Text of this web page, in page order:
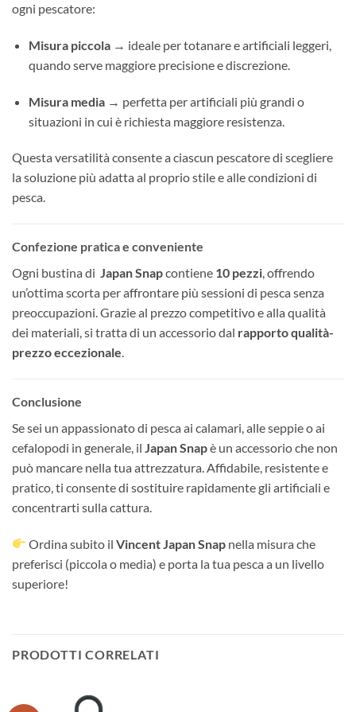
ogni pescatore:
Misura piccola→ ideale per totanare e artificiali leggeri,
quando serve maggiore precisione e discrezione.
Misura media→ perfetta per artificiali più grandi o
situazioni in cui è richiesta maggiore resistenza.
Questa versatilità consente a ciascun pescatore di scegliere
la soluzione più adatta al proprio stile e alle condizioni di
pesca.
Confezione pratica e conveniente
Ogni bustina di Japan Snapcontiene 10 pezzi, offrendo
un’ottima scorta per affrontare più sessioni di pesca senza
preoccupazioni. Grazie al prezzo competitivo e alla qualità
dei materiali, si tratta di un accessorio dal rapporto qualità-
prezzo eccezionale.
Conclusione
Se sei un appassionato di pesca ai calamari, alle seppie o ai
cefalopodi in generale, il Japan Snapè un accessorio che non
può mancare nella tua attrezzatura. Affidabile, resistente e
pratico, ti consente di sostituire rapidamente gli artificiali e
concentrarti sulla cattura.
Ordina subito ilVincent Japan Snap nella misura che
preferisci (piccola o media) e porta la tua pesca a un livello
superiore!
PRODOTTI CORRELATI